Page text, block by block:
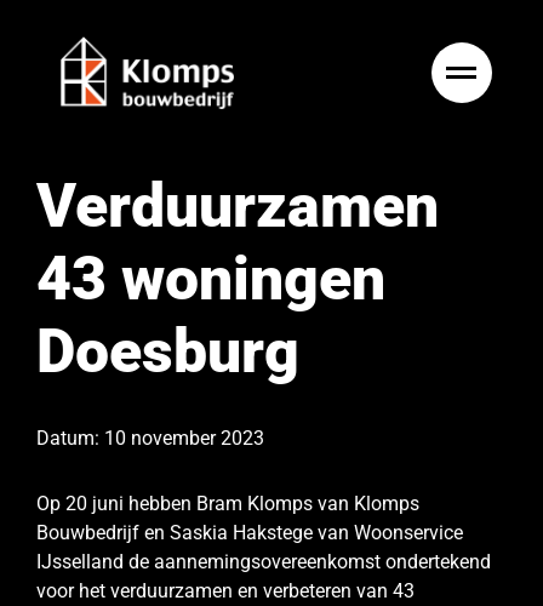
Verduurzamen
43 woningen
Doesburg
Datum: 10 november 2023
Op 20 juni hebben Bram Klomps van Klomps
Bouwbedrijf en Saskia Hakstege van Woonservice
IJsselland de aannemingsovereenkomst ondertekend
voor het verduurzamen en verbeteren van 43